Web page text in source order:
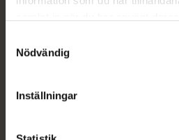
återkalla ditt samtycke via
cookieinställningar. Ett
lagligheten av behandling som
Nödvändig
Inställningar